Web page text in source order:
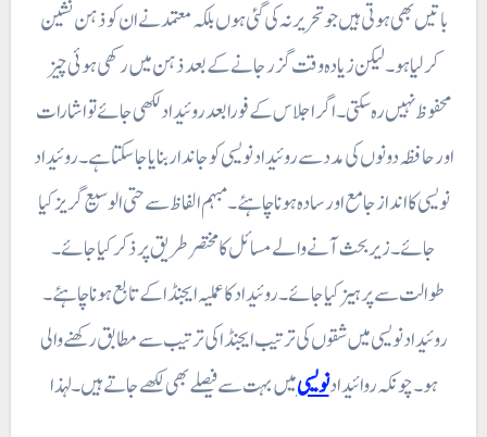
باتیں بھی ہوتی ہیں جو تحریر نہ کی گئی ہوں بلکہ معتمد نے ان کو ذہن نشین
کر لیا ہو۔ لیکن زیادہ وقت گزر جانے کے بعد ذہن میں رکھی ہوئی چیز
محفوظ نہیں رہ سکتی ۔ اگر اجلاس کے فورا بعد روئیداد لکھی جائے تو اشارات
اور حافظہ دونوں کی مدد سے روئیدادنویسی کو جاندار بنایا جا سکتا ہے۔روئیداد
نویسی کا انداز جامع اور سادہ ہونا چاہئے ۔ مبہم الفاظ سے حتی الوسیع گریز کیا
جائے ۔ زیر بحث آنے والے مسائل کا مختصر طریق پر ذکر کیا جائے ۔
طوالت سے پر ہیز کیا جائے۔ روئیداد کا عملیہ ایجنڈا کے تابع ہونا چاہئے ۔
روئیدادنویسی میں شقوں کی ترتیب ایجنڈا کی ترتیب سے مطابق رکھنے والی
ہو۔ چونکہ روا ئیدادنویسیمیں بہت سے فیصلے بھی لکھے جاتے ہیں۔ لہذا